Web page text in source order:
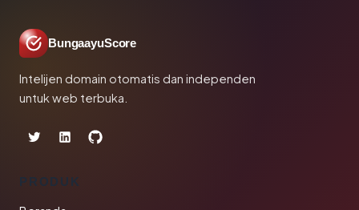
BungaayuScore
Intelijen domain otomatis dan independen
untuk web terbuka.
PRODUK